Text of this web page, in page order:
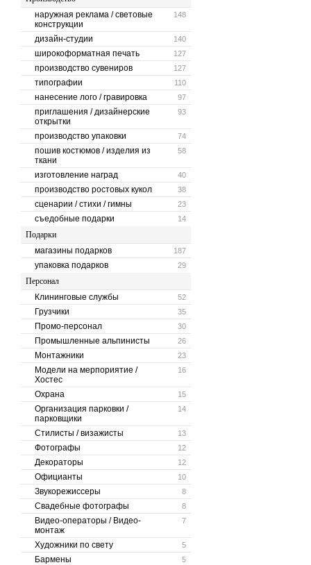
148
наружная реклама / световые
конструкции
140
дизайн-студии
127
широкоформатная печать
127
производство сувениров
110
типографии
97
нанесение лого / гравировка
93
приглашения / дизайнерские
открытки
74
производство упаковки
58
пошив костюмов / изделия из
ткани
40
изготовление наград
38
производство ростовых кукол
23
сценарии / стихи / гимны
14
съедобные подарки
Подарки
187
магазины подарков
29
упаковка подарков
Персонал
52
Клининговые службы
35
Грузчики
30
Промо-персонал
26
Промышленные альпинисты
23
Монтажники
16
Модели на мерпориятие /
Хостес
15
Охрана
14
Организация парковки /
парковщики
13
Стилисты / визажисты
12
Фотографы
12
Декораторы
10
Официанты
8
Звукорежиссеры
8
Свадебные фотографы
7
Видео-операторы / Видео-
монтаж
5
Художники по свету
5
Бармены